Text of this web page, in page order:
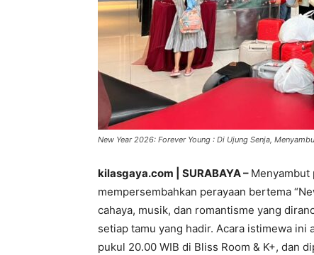
New Year 2026: Forever Young : Di Ujung Senja,
kilasgaya.com | SURABAYA – Menyambut
mempersembahkan perayaan bertema
cahaya, musik, dan romantisme yang
setiap tamu yang hadir. Acara istimewa
pukul 20.00 WIB di Bliss Room & K+, dan